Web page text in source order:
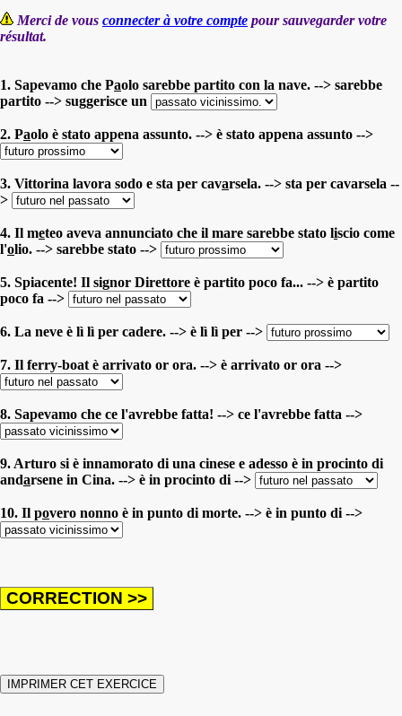
Merci de vous connecter à votre compte pour sauvegarder votre
résultat.
1. Sapevamo che Paolo sarebbe partito con la nave. --> sarebbe
partito --> suggerisce un
2. Paolo è stato appena assunto. --> è stato appena assunto -->
3. Vittorina lavora sodo e sta per cavarsela. --> sta per cavarsela --
>
4. Il meteo aveva annunciato che il mare sarebbe stato liscio come
l'olio. --> sarebbe stato -->
5. Spiacente! Il signor Direttore è partito poco fa... --> è partito
poco fa -->
6. La neve è lì lì per cadere. --> è lì lì per -->
7. Il ferry-boat è arrivato or ora. --> è arrivato or ora -->
8. Sapevamo che ce l'avrebbe fatta! --> ce l'avrebbe fatta -->
9. Arturo si è innamorato di una cinese e adesso è in procinto di
andarsene in Cina. --> è in procinto di -->
10. Il povero nonno è in punto di morte. --> è in punto di -->